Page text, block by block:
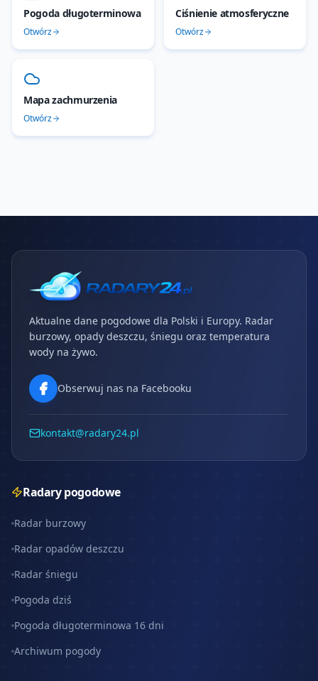
Pogoda długoterminowa
Otwórz
Ciśnienie atmosferyczne
Otwórz
Mapa zachmurzenia
Otwórz
Aktualne dane pogodowe dla Polski i Europy. Radar
burzowy, opady deszczu, śniegu oraz temperatura
wody na żywo.
Obserwuj nas na Facebooku
kontakt@radary24.pl
Radary pogodowe
Radar burzowy
Radar opadów deszczu
Radar śniegu
Pogoda dziś
Pogoda długoterminowa 16 dni
Archiwum pogody